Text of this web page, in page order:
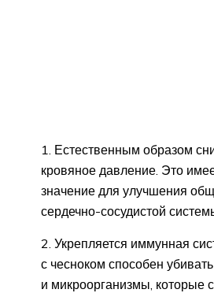
1. Естественным образом
кровяное давление. Это
значение для улучшения
сердечно-сосудистой
2. Укрепляется иммунная
с чесноком способен
и микроорганизмы, которые